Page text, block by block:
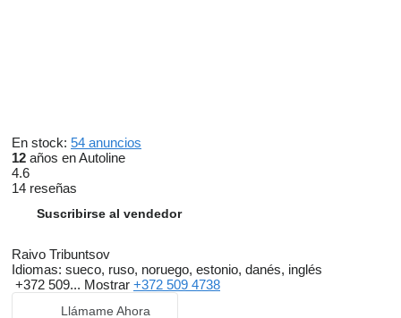
En stock: 54 anuncios
12 años en Autoline
4.6
14 reseñas
Suscribirse al vendedor
Raivo Tribuntsov
Idiomas: sueco, ruso, noruego, estonio, danés, inglés
+372 509... Mostrar +372 509 4738
Llámame Ahora